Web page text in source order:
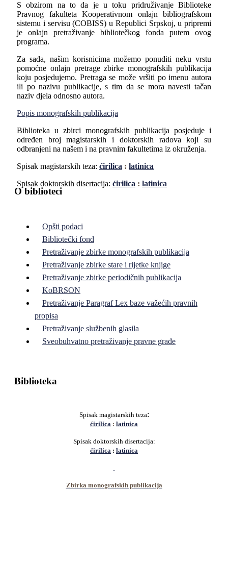
S obzirom na to da je u toku pridruživanje Biblioteke
Pravnog fakulteta Kooperativnom onlajn bibliografskom
sistemu i servisu (COBISS) u Republici Srpskoj, u pripremi
je onlajn pretraživanje bibliotečkog fonda putem ovog
programa.
Za sada, našim korisnicima možemo ponuditi neku vrstu
pomoćne onlajn pretrage zbirke monografskih publikacija
koju posjedujemo. Pretraga se može vršiti po imenu autora
ili po nazivu publikacije, s tim da se mora navesti tačan
naziv djela odnosno autora.
Popis monografskih publikacija
Biblioteka u zbirci monografskih publikacija posjeduje i
određen broj magistarskih i doktorskih radova koji su
odbranjeni na našem i na pravnim fakultetima iz okruženja.
Spisak magistarskih teza: ćirilica : latinica
Spisak doktorskih disertacija: ćirilica : latinica
O biblioteci
Opšti podaci
Bibliotečki fond
Pretraživanje zbirke monografskih publikacija
Pretraživanje zbirke stare i rijetke knjige
Pretraživanje zbirke periodičnih publikacija
KoBRSON
Pretraživanje Paragraf Lex baze važećih pravnih
propisa
Pretraživanje službenih glasila
Sveobuhvatno pretraživanje pravne građe
Biblioteka
Spisak magistarskih teza:
ćirilica : latinica
Spisak doktorskih disertacija:
ćirilica : latinica
Zbirka monografskih publikacija